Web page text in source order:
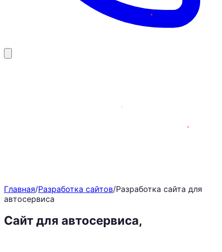
Главная/Разработка сайтов/Разработка сайта для
автосервиса
Сайт для автосервиса,